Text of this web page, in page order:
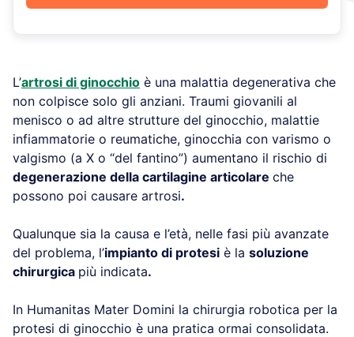
L’artrosi di ginocchio è una malattia degenerativa che
non colpisce solo gli anziani. Traumi giovanili al
menisco o ad altre strutture del ginocchio, malattie
infiammatorie o reumatiche, ginocchia con varismo o
valgismo (a X o “del fantino”) aumentano il rischio di
degenerazione della cartilagine articolare che
possono poi causare artrosi.
Qualunque sia la causa e l’età, nelle fasi più avanzate
del problema, l’impianto di protesi è la soluzione
chirurgica più indicata.
In Humanitas Mater Domini la chirurgia robotica per la
protesi di ginocchio è una pratica ormai consolidata.